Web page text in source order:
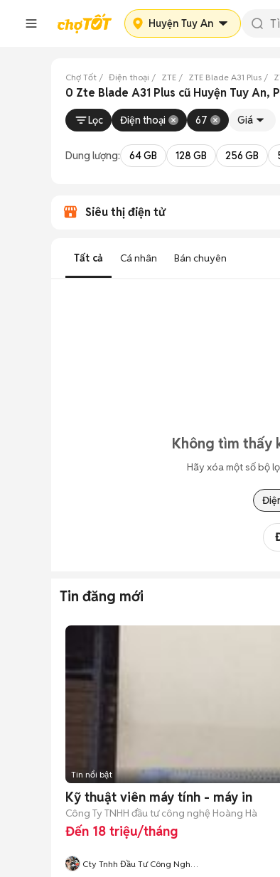
Huyện Tuy An
Chợ Tốt Điện thoại ZTE ZTE Blade A31 Plus
0 Zte Blade A31 Plus cũ Huyện Tuy An,
Lọc Điện thoại 67 Giá
Dung lượng: 64 GB 128 GB 256 GB
Siêu thị điện tử
Tất cả Cá nhân Bán chuyên
Không tìm thấy
Hãy xóa một số bộ
Tin đăng mới
Tin nổi bật
Kỹ thuật viên máy tính - máy in
Công Ty TNHH đầu tư công nghệ Hoàng Hà
Đến 18 triệu/tháng
Cty Tnhh Đầu Tư Công Nghệ